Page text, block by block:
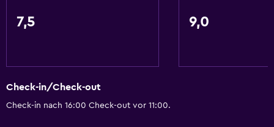
7,5 9,0
Check-in/Check-out
Check-in nach 16:00 Check-out vor 11:00.